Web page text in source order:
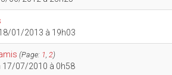
01/2013 à 19h03
(Page: 1, 2)
17/07/2010 à 0h58